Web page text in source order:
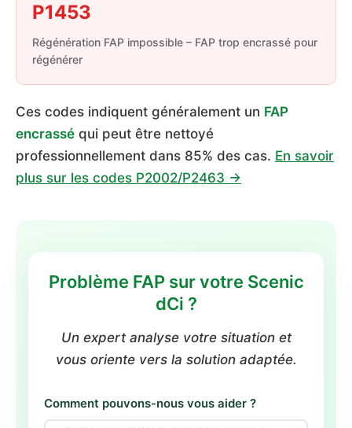
P1453
Régénération FAP impossible – FAP trop encrassé pour
régénérer
Ces codes indiquent généralement un FAP
encrassé qui peut être nettoyé
professionnellement dans 85% des cas. En savoir
plus sur les codes P2002/P2463 →
Problème FAP sur votre Scenic
dCi ?
Un expert analyse votre situation et
vous oriente vers la solution adaptée.
Comment pouvons-nous vous aider ?